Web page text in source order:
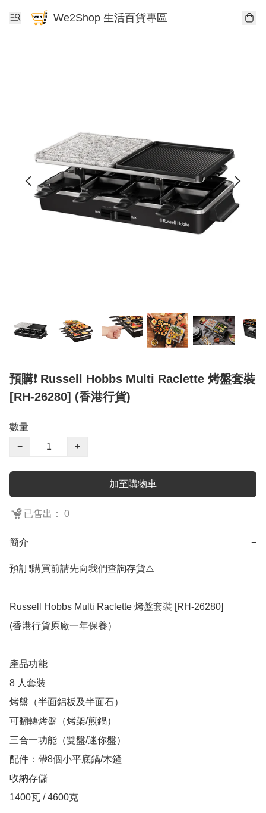
We2Shop 生活百貨專區
預購❗️ Russell Hobbs Multi Raclette 烤盤套裝
[RH-26280] (香港行貨)
數量
−
+
加至購物車
已售出： 0
簡介 −
預訂❗️購買前請先向我們查詢存貨⚠️
Russell Hobbs Multi Raclette 烤盤套裝 [RH-26280]
(香港行貨原廠一年保養）
產品功能
8 人套裝
烤盤（半面鋁板及半面石）
可翻轉烤盤（烤架/煎鍋）
三合一功能（雙盤/迷你盤）
配件：帶8個小平底鍋/木鏟
收納存儲
1400瓦 / 4600克